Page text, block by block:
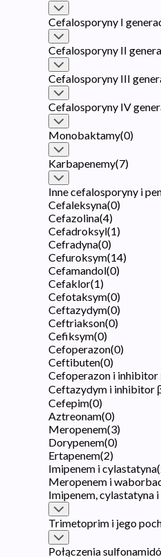
Cefalosporyny I
Cefalosporyny II
Cefalosporyny III
Cefalosporyny IV
Monobaktamy(0)
Karbapenemy(7)
Inne cefalosporyny i
Cefaleksyna(0)
Cefazolina(4)
Cefadroksyl(1)
Cefradyna(0)
Cefuroksym(14)
Cefamandol(0)
Cefaklor(1)
Cefotaksym(0)
Ceftazydym(0)
Ceftriakson(0)
Cefiksym(0)
Cefoperazon(0)
Ceftibuten(0)
Cefoperazon i
Ceftazydym i inhibitor
Cefepim(0)
Aztreonam(0)
Meropenem(3)
Dorypenem(0)
Ertapenem(2)
Imipenem i cylastatyna(
Meropenem i
Imipenem, cylastatyna
Trimetoprim i jego
Połączenia